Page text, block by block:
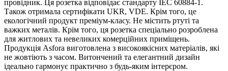
провідник. Ця розетка відповідає стандарту IEC 60884-1.
Також отримала сертифікати UKR, VDE. Крім того, це
екологічний продукт преміум-класу. Не містить ртуті та
важких металів. Крім того, ця розетка спеціально розроблена
для житлових та невеликих комерційних приміщень.
Продукція Asfora виготовлена ​​з високоякісних матеріалів, які
не жовтіють з часом. Витончений та елегантний дизайн
ідеально гармонує практично з будь-яким інтерєром.